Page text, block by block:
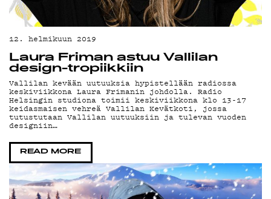
12. helmikuun 2019
Laura Friman astuu Vallilan
design-tropiikkiin
Vallilan kevään uutuuksia hypistellään radiossa
keskiviikkona Laura Frimanin johdolla. Radio
Helsingin studiona toimii keskiviikkona klo 13-17
keidasmaisen vehreä Vallilan Kevätkoti, jossa
tutustutaan Vallilan uutuuksiin ja tulevan vuoden
designiin…
READ MORE